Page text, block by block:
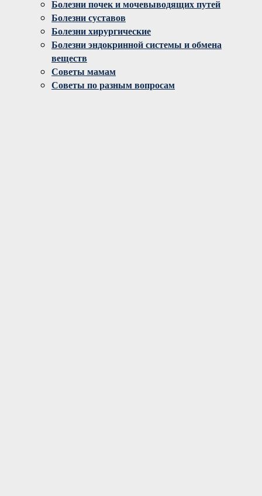
Болезни почек и мочевыводящих путей
Болезни суставов
Болезни хирургические
Болезни эндокринной системы и обмена
веществ
Советы мамам
Советы по разным вопросам